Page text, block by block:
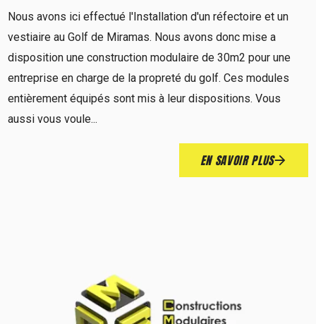
Nous avons ici effectué l'Installation d'un réfectoire et un
vestiaire au Golf de Miramas. Nous avons donc mise a
disposition une construction modulaire de 30m2 pour une
entreprise en charge de la propreté du golf. Ces modules
entièrement équipés sont mis à leur dispositions. Vous
aussi vous voule...
EN SAVOIR PLUS